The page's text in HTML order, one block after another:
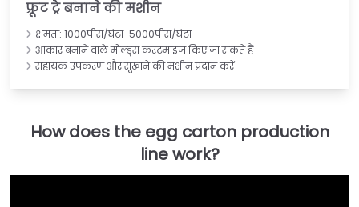
फ्रूट ट्रे बनाने की मशीन
क्षमता: 1000पीस/घंटा-5000पीस/घंटा
आकार बनाने वाले मोल्ड्स कस्टमाइज किए जा सकते हैं
सहायक उपकरण और सूखाने की मशीन प्रदान करें